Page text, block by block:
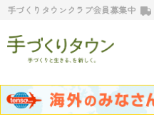
手づくりタウンクラブ会員募集中